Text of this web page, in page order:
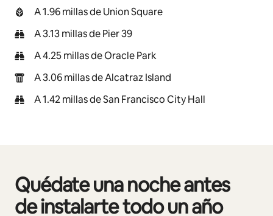
A 1.96 millas de Union Square
A 3.13 millas de Pier 39
A 4.25 millas de Oracle Park
A 3.06 millas de Alcatraz Island
A 1.42 millas de San Francisco City Hall
Quédate una noche antes
de instalarte todo un año
Mostrando 0 de 0 elementos